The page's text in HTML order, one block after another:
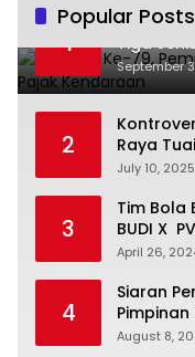
Popular Posts
1
Hari Jadi
Tiga
September
2
Raya
Al Mu’min
July 10, 2025
3
Tim Bola
BUDI X
April 26,
4
Siaran
Jaga
August 8,